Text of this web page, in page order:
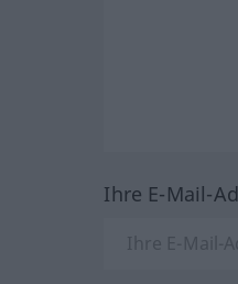
Ihre E-Mail-